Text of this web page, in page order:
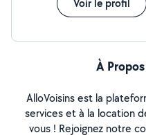
Voir le profil
À
AlloVoisins est la
services et à la location
vous ! Rejoignez notre